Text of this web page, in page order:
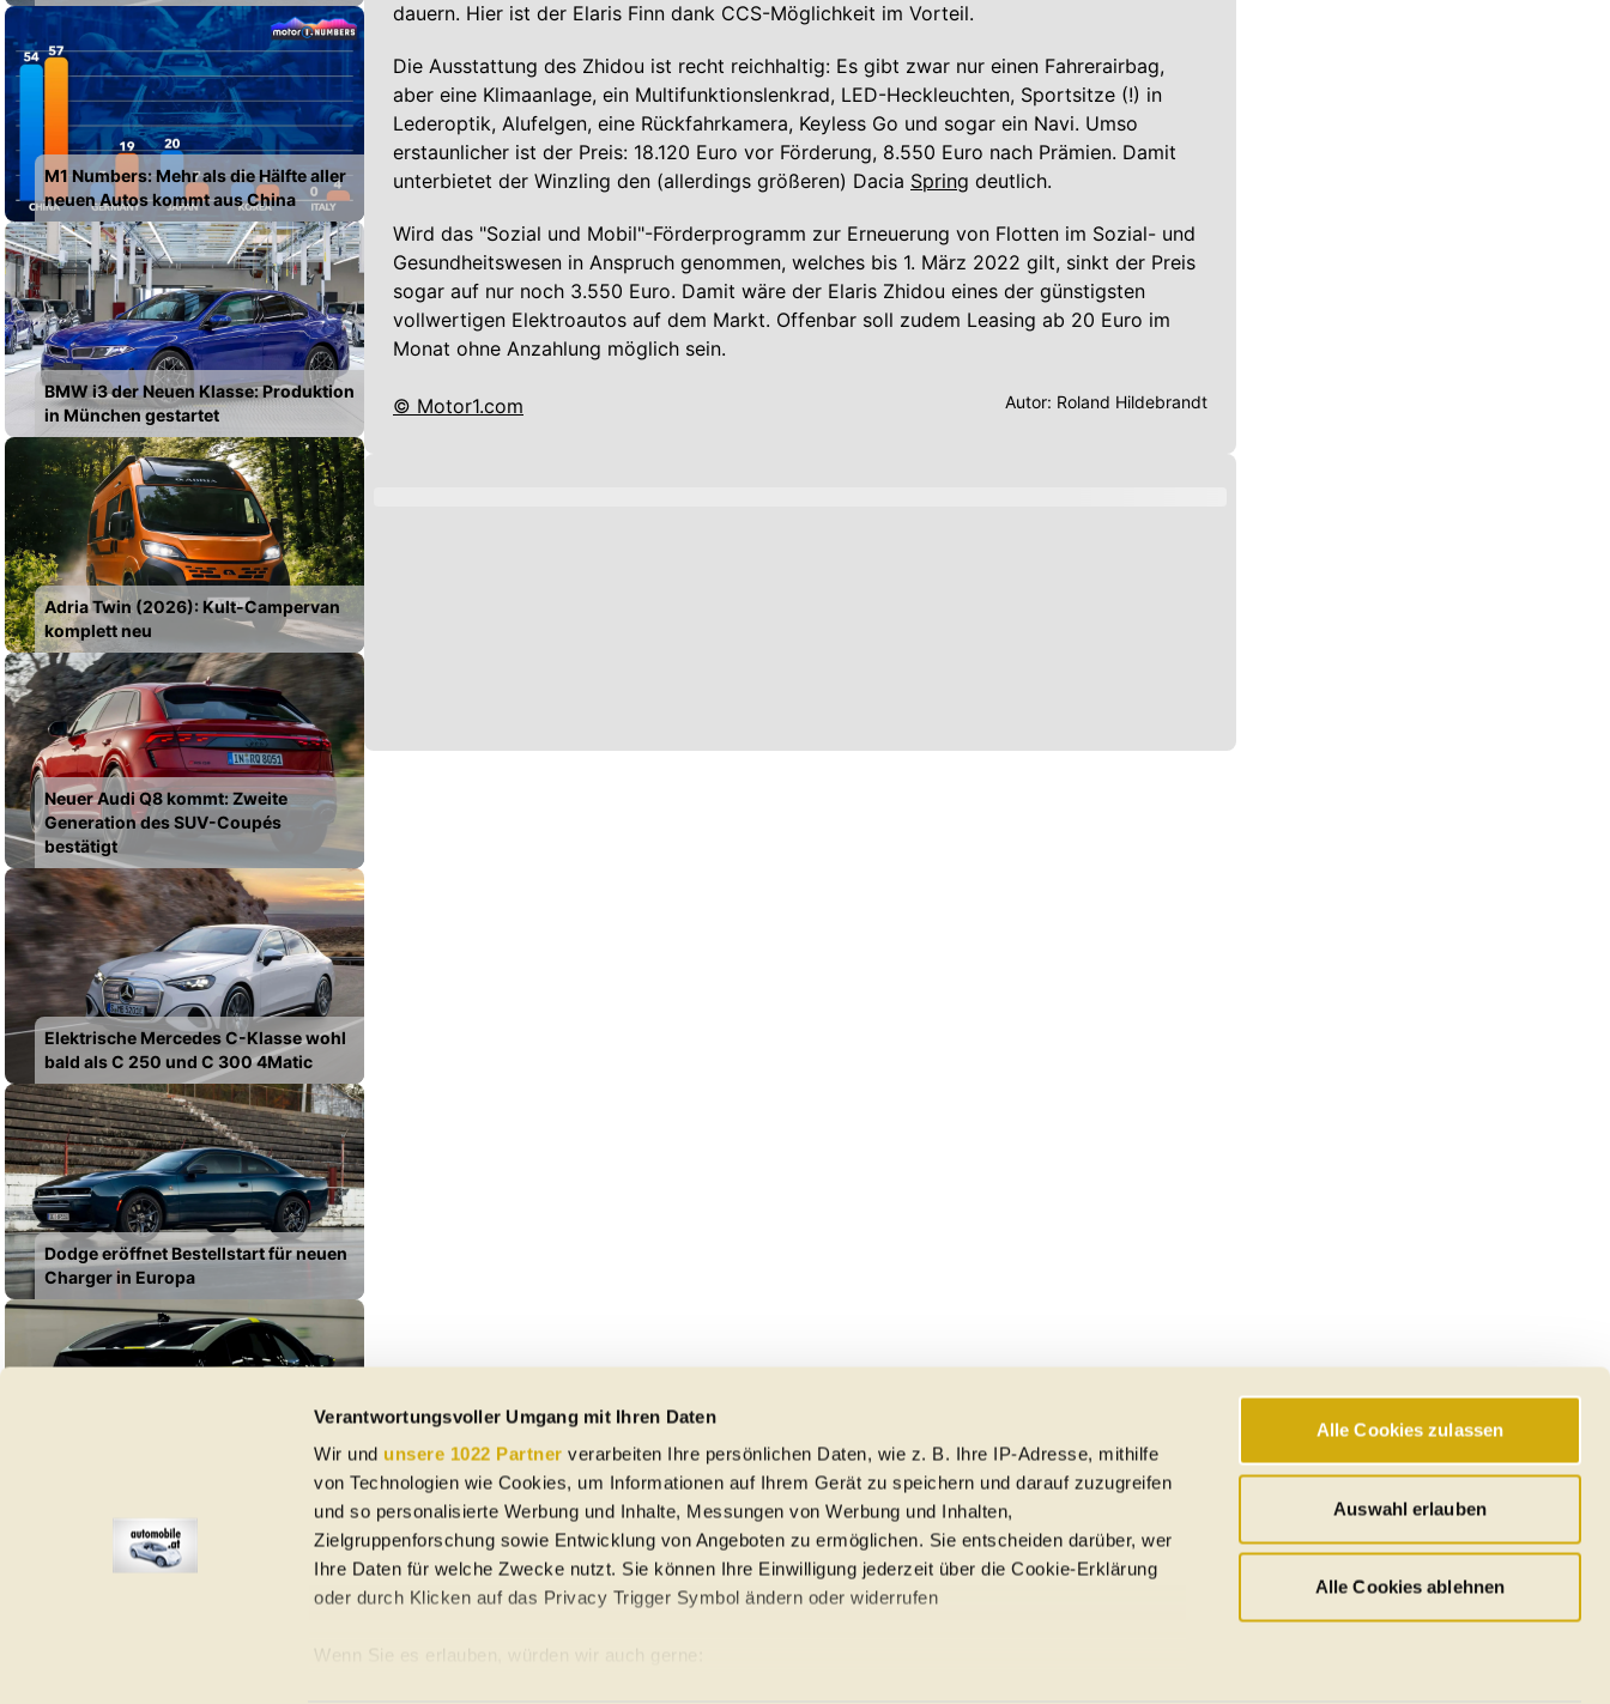
Verantwortungsvoller Umgang mit Ihren Daten
Wir und unsere 1022 Partner verarbeiten Ihre persönlichen Daten, wie z. B. Ihre IP-Adresse, mithilfe
von Technologien wie Cookies, um Informationen auf Ihrem Gerät zu speichern und darauf zuzugreifen
und so personalisierte Werbung und Inhalte, Messungen von Werbung und Inhalten,
Zielgruppenforschung sowie Entwicklung von Angeboten zu ermöglichen. Sie entscheiden darüber, wer
Ihre Daten für welche Zwecke nutzt. Sie können Ihre Einwilligung jederzeit über die Cookie-Erklärung
oder durch Klicken auf das Privacy Trigger Symbol ändern oder widerrufen
Wenn Sie es erlauben, würden wir auch gerne:
Alle Cookies zulassen
Auswahl erlauben
Alle Cookies ablehnen
M1 Numbers: Mehr als die Hälfte aller
neuen Autos kommt aus China
BMW i3 der Neuen Klasse: Produktion
in München gestartet
Adria Twin (2026): Kult-Campervan
komplett neu
Neuer Audi Q8 kommt: Zweite
Generation des SUV-Coupés
bestätigt
Elektrische Mercedes C-Klasse wohl
bald als C 250 und C 300 4Matic
Dodge eröffnet Bestellstart für neuen
Charger in Europa
dauern. Hier ist der Elaris Finn dank CCS-Möglichkeit im Vorteil.
Die Ausstattung des Zhidou ist recht reichhaltig: Es gibt zwar nur einen Fahrerairbag,
aber eine Klimaanlage, ein Multifunktionslenkrad, LED-Heckleuchten, Sportsitze (!) in
Lederoptik, Alufelgen, eine Rückfahrkamera, Keyless Go und sogar ein Navi. Umso
erstaunlicher ist der Preis: 18.120 Euro vor Förderung, 8.550 Euro nach Prämien. Damit
unterbietet der Winzling den (allerdings größeren) Dacia Spring deutlich.
Wird das "Sozial und Mobil"-Förderprogramm zur Erneuerung von Flotten im Sozial- und
Gesundheitswesen in Anspruch genommen, welches bis 1. März 2022 gilt, sinkt der Preis
sogar auf nur noch 3.550 Euro. Damit wäre der Elaris Zhidou eines der günstigsten
vollwertigen Elektroautos auf dem Markt. Offenbar soll zudem Leasing ab 20 Euro im
Monat ohne Anzahlung möglich sein.
© Motor1.com Autor: Roland Hildebrandt